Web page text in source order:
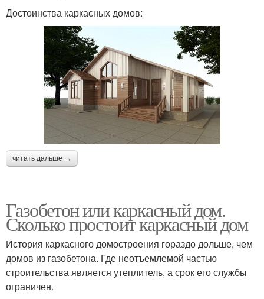
Достоинства каркасных домов:
читать дальше →
Газобетон или каркасный дом.
Сколько простоит каркасный дом
История каркасного домостроения гораздо дольше, чем
домов из газобетона. Где неотъемлемой частью
строительства является утеплитель, а срок его службы
ограничен.